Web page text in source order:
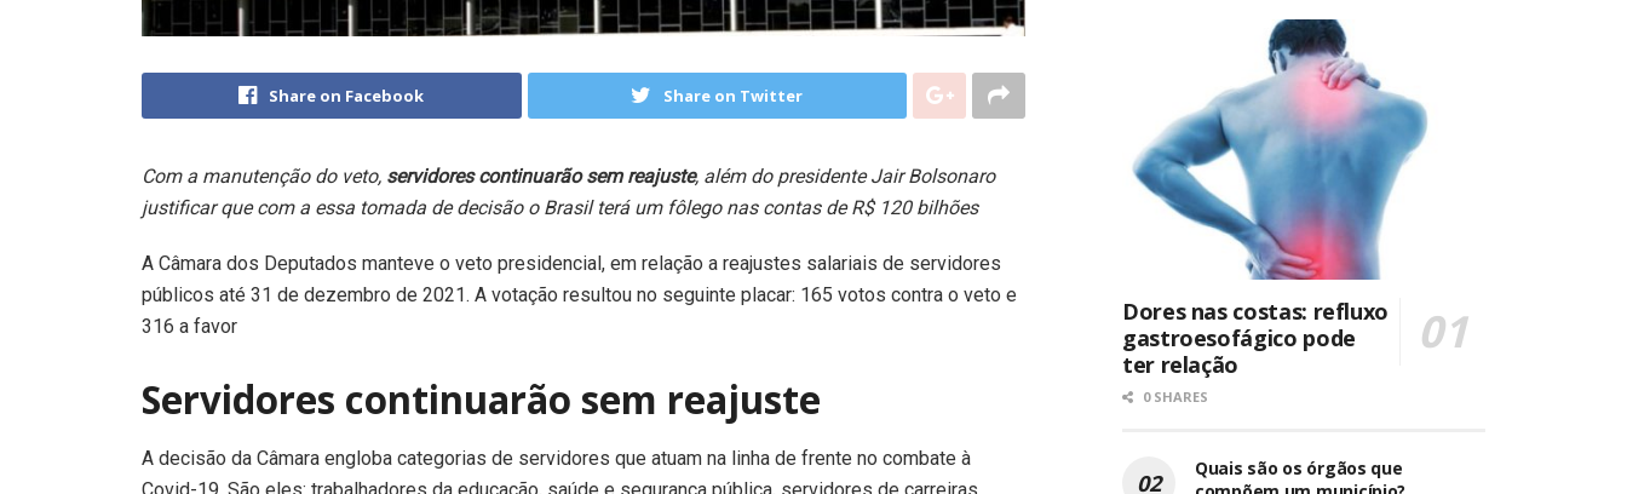
Share on Facebook Share on Twitter
Com a manutenção do veto, servidores continuarão sem reajuste, além do presidente Jair Bolsonaro
justificar que com a essa tomada de decisão o Brasil terá um fôlego nas contas de R$ 120 bilhões
A Câmara dos Deputados manteve o veto presidencial, em relação a reajustes salariais de servidores
públicos até 31 de dezembro de 2021. A votação resultou no seguinte placar: 165 votos contra o veto e
316 a favor
Servidores continuarão sem reajuste
A decisão da Câmara engloba categorias de servidores que atuam na linha de frente no combate à
Dores nas costas: refluxo
gastroesofágico pode
ter relação
0 SHARES
Quais são os órgãos que